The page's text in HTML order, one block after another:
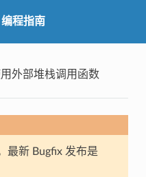
编程指南
外部堆栈调用函数
最新 Bugfix 发布是